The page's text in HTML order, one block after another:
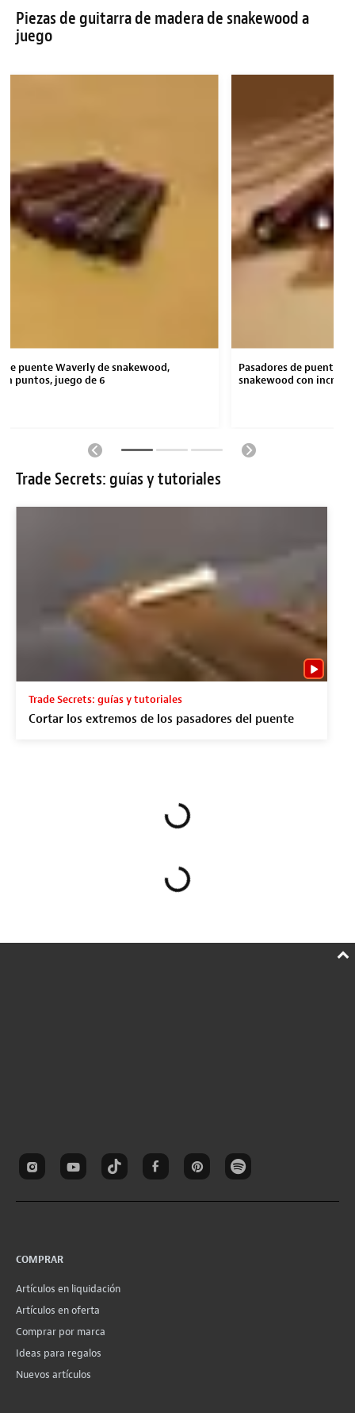
Piezas de guitarra de madera de snakewood a
juego
de puente Waverly de snakewood,
puntos, juego de 6
Pasadores de puente
snakewood con
Trade Secrets: guías y tutoriales
Trade Secrets: guías y tutoriales
Cortar los extremos de los pasadores del puente
COMPRAR
Artículos en liquidación
Artículos en oferta
Comprar por marca
Ideas para regalos
Nuevos artículos